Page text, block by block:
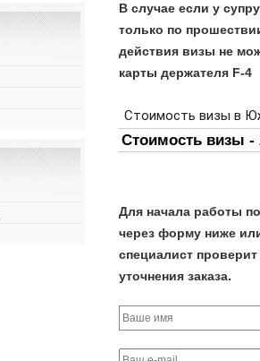
В случае если у
только по
действия визы не
карты держателя F-4
Для начала работы
через форму ниже
специалист
уточнения заказа.